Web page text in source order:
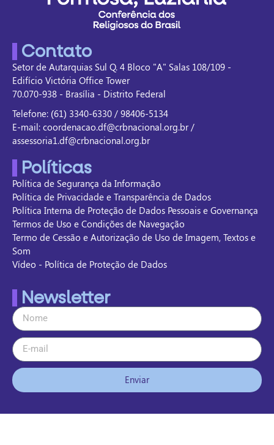
Contato
Setor de Autarquias Sul Q. 4 Bloco "A" Salas 108/109 -
Edifício Victória Office Tower
70.070-938 - Brasília - Distrito Federal
Telefone: (61) 3340-6330 / 98406-5134
E-mail: coordenacao.df@crbnacional.org.br /
assessoria1.df@crbnacional.org.br
Políticas
Política de Segurança da Informação
Política de Privacidade e Transparência de Dados
Política Interna de Proteção de Dados Pessoais e Governança
Termos de Uso e Condições de Navegação
Termo de Cessão e Autorização de Uso de Imagem, Textos e
Som
Vídeo - Política de Proteção de Dados
Newsletter
Enviar